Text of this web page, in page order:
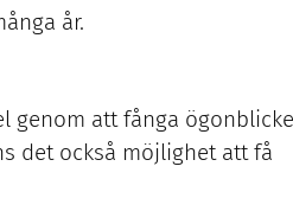
år.
genom att fånga
det också möjlighet att få